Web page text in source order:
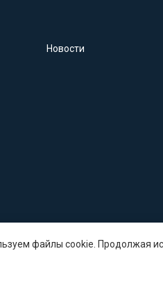
Новости
файлы cookie. Продолжая